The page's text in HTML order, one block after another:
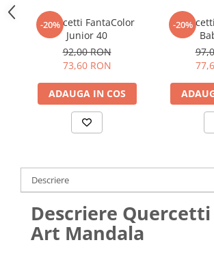
-20%
Quercetti FantaColor
Junior 40
92,00 RON
73,60 RON
ADAUGA IN COS
-20%
Descriere
Descriere
Art Mandala